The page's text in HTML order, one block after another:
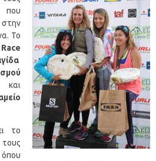
Το
Race
το